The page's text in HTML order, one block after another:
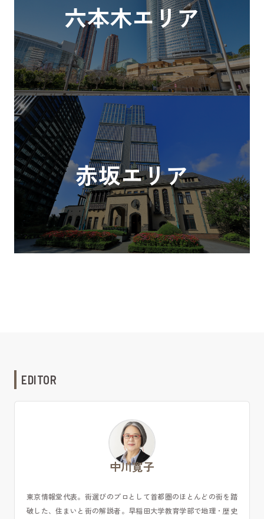
六本木エリア
赤坂エリア
EDITOR
中川寛子
東京情報堂代表。街選びのプロとして首都圏のほとんどの街を踏
破した、住まいと街の解説者。早稲田大学教育学部で地理・歴史